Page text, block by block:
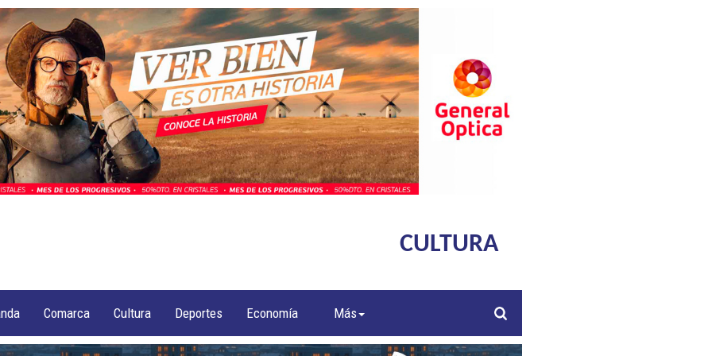
CULTURA
Comarca Cultura Deportes Economía Más